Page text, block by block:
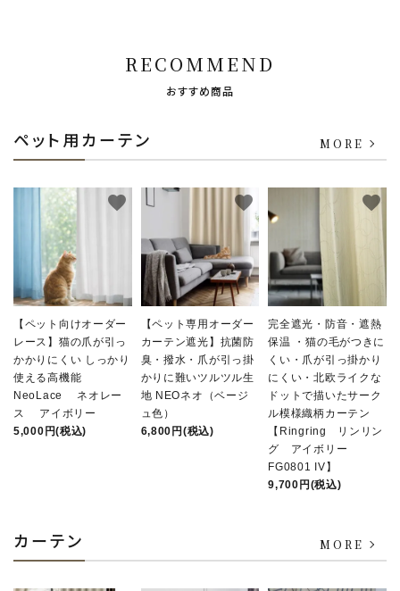
RECOMMEND
おすすめ商品
ペット用カーテン MORE
【ペット向けオーダー
レース】猫の爪が引っ
かかりにくい しっかり
使える高機能
NeoLace ネオレー
ス アイボリー
5,000円(税込)
favorite
【ペット専用オーダー
カーテン遮光】抗菌防
臭・撥水・爪が引っ掛
かりに難いツルツル生
地 NEOネオ（ベージ
ュ色）
6,800円(税込)
favorite
完全遮光・防音・遮熱
保温 ・猫の毛がつきに
くい・爪が引っ掛かり
にくい・北欧ライクな
ドットで描いたサーク
ル模様織柄カーテン
【Ringring リンリン
グ アイボリー
FG0801 IV】
9,700円(税込)
favorite
カーテン MORE